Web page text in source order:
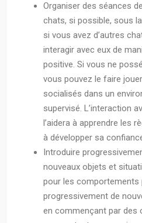
Organiser des séances
chats, si possible, sous
si vous avez d’autres
interagir avec eux de
positive. Si vous ne
vous pouvez le faire
socialisés dans un
supervisé. L’interaction
l’aidera à apprendre les
à développer sa
Introduire
nouveaux objets et
pour les
progressivement de
en commençant par des